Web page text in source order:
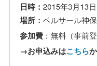
日時： 2015年3月13
場所： ベルサール神
参加費 ：無料（事前登
→お申込みはこちら